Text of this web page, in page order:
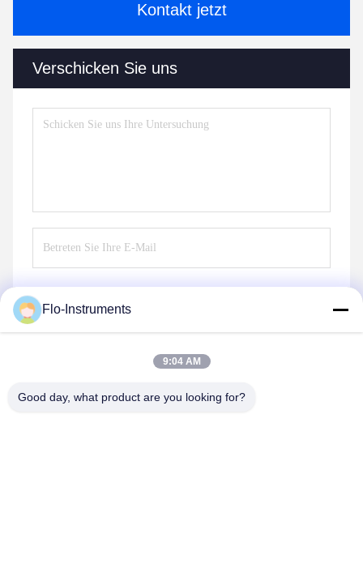
Kontakt jetzt
Verschicken Sie uns
Flo-Instruments
9:04 AM
Good day, what product are you looking for?